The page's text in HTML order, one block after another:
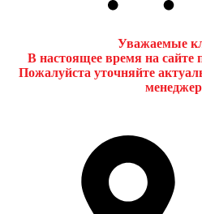
Уважаемые
В настоящее время на сайте
Пожалуйста уточняйте